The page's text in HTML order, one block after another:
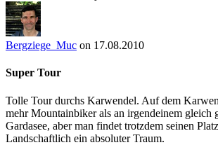
Bergziege_Muc on 17.08.2010
Super Tour
Tolle Tour durchs Karwendel. Auf dem
mehr Mountainbiker als an irgendeinem gleich
Gardasee, aber man findet trotzdem seinen
Landschaftlich ein absoluter Traum.